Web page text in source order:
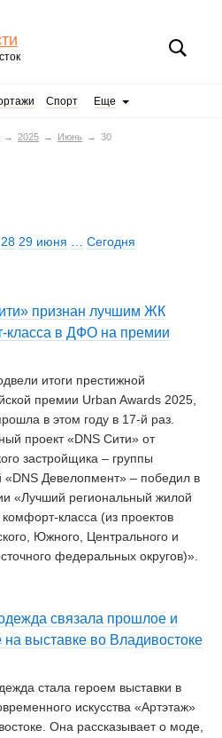
Спорт Еще
2025 Июнь 30
28 29 июня Сегодня
признан лучшим ЖК
класса в ДФО на премии
итоги престижной
премии Urban Awards 2025,
в этом году в 17-й раз.
проект «DNS Сити» от
застройщика – группы
«DNS Девелопмент» – победил в
«Лучший региональный жилой
комфорт-класса (из проектов
Южного, Центрального и
федеральных округов)».
связала прошлое и
на выставке во Владивостоке
стала героем выставки в
искусства «Артэтаж»
Она рассказывает о моде,